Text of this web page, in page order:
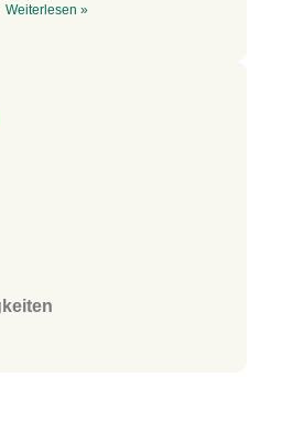
Weiterlesen »